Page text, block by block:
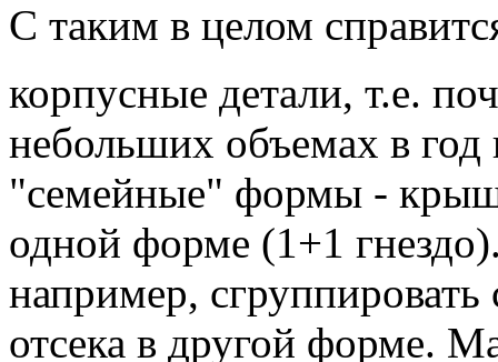
С таким в целом
корпусные детали, т.е.
небольших объемах в год
"семейные" формы -
одной форме (1+1
например,
отсека в другой форме.